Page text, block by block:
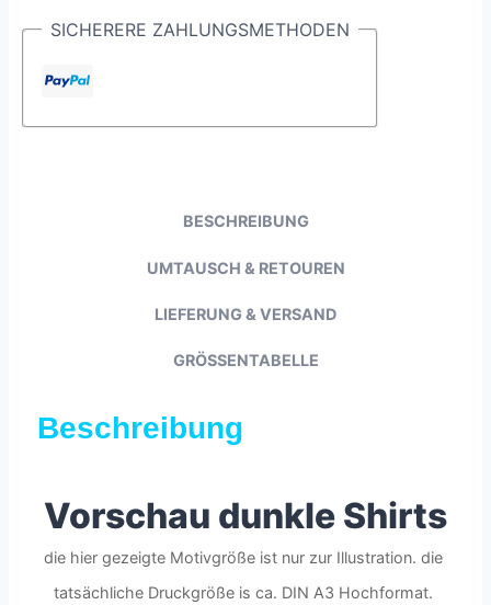
SICHERERE ZAHLUNGSMETHODEN
BESCHREIBUNG
UMTAUSCH & RETOUREN
LIEFERUNG & VERSAND
GRÖSSENTABELLE
Beschreibung
Vorschau dunkle Shirts